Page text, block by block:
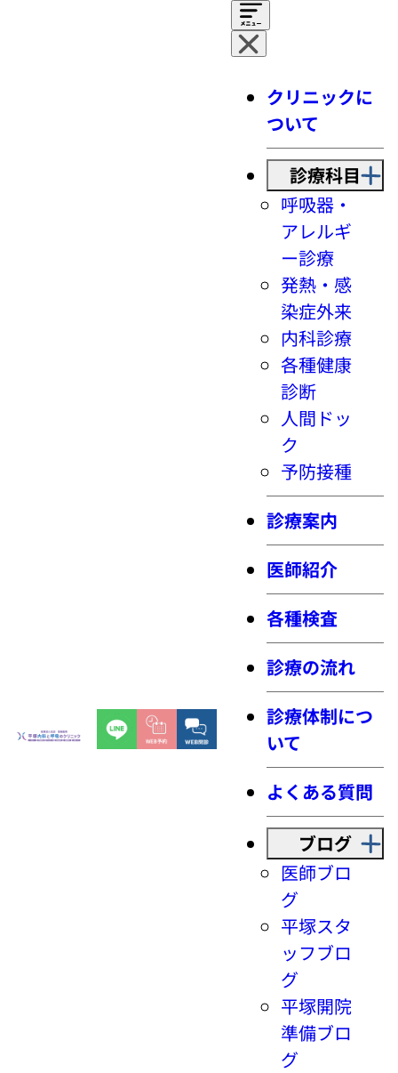
クリニックに
ついて
診療科目
呼吸器・
アレルギ
ー診療
発熱・感
染症外来
内科診療
各種健康
診断
人間ドッ
ク
予防接種
診療案内
医師紹介
各種検査
診療の流れ
診療体制につ
いて
よくある質問
ブログ
医師ブロ
グ
平塚スタ
ッフブロ
グ
平塚開院
準備ブロ
グ